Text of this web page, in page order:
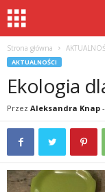
Strona główna
AKTUALNOŚCI
Ekologia
Przez Aleksandra Knap -